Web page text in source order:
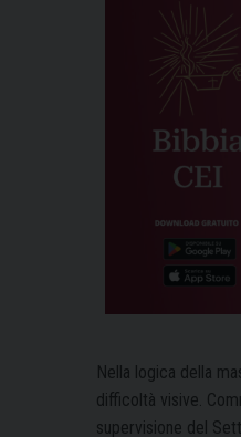
Nella logica della
difficoltà visive.
supervisione del